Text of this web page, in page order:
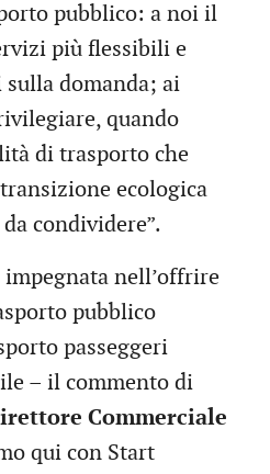
pubblico: a noi il
più flessibili e
domanda; ai
quando
di trasporto che
ecologica
condividere”.
impegnata nell’offrire
pubblico
passeggeri
– il commento di
Commerciale
qui con Start